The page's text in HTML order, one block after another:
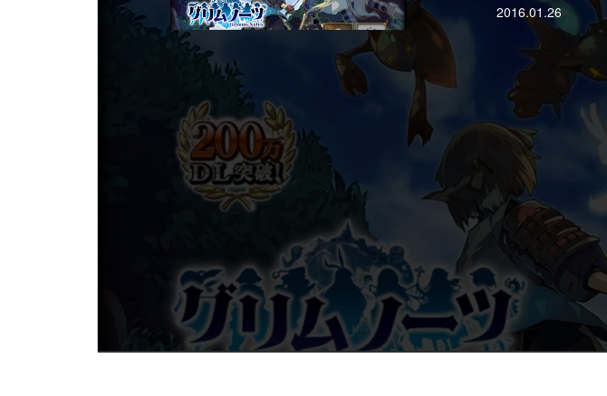
2016.01.26